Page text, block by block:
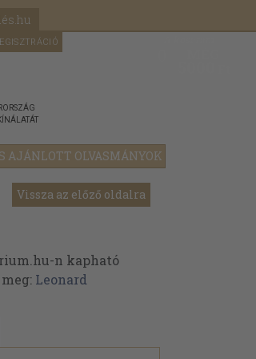
AJÁNLOTT OLVASMÁNYOK
Vissza az előző oldalra
n kapható
Leonard